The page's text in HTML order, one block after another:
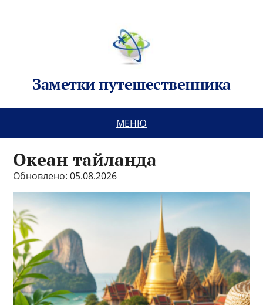
Заметки путешественника
МЕНЮ
Океан тайланда
Обновлено: 05.08.2026